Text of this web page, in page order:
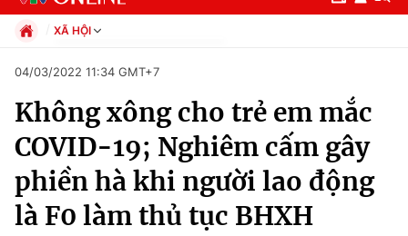
Chuyên mục
Chính trị
Xã hội
XÃ HỘI
Xã hội
Pháp luật
Kinh tế
Thể thao
Truyền hình
Văn hóa - Giải trí
Y tế
04/03/2022 11:34 GMT+7
Không xông cho trẻ em mắc
COVID-19; Nghiêm cấm gây
phiền hà khi người lao động
là F0 làm thủ tục BHXH